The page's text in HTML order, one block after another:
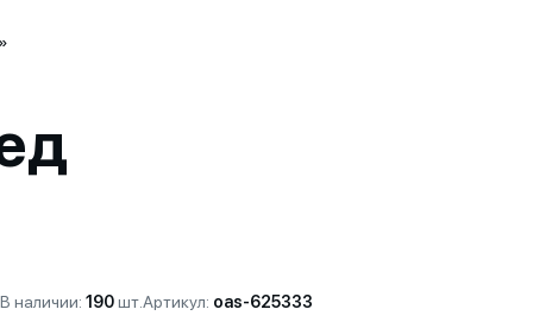
В наличии: 190шт.Артикул: oas-625333